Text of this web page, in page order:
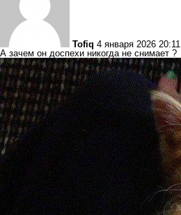
Tofiq 4 января 2026 20:11
А зачем он доспехи никогда не снимает ?